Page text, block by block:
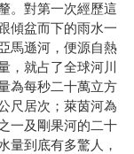
。對第一次經歷這
傾盆而下的雨水一
馬遜河，便源自熱
，就占了全球河川
為每秒二十萬立方
尺居次；萊茵河為
一及剛果河的二十
量到底有多驚人，